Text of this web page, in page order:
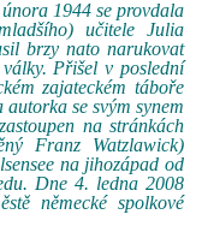
1944 se provdala
učitele Julia
brzy nato narukovat
Přišel v poslední
zajateckém táboře
se svým synem
na stránkách
Franz Watzlawick)
na jihozápad od
Dne 4. ledna 2008
německé spolkové